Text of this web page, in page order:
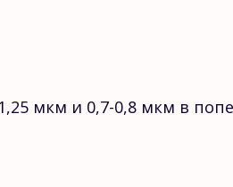
мкм и 0,7-0,8 мкм в